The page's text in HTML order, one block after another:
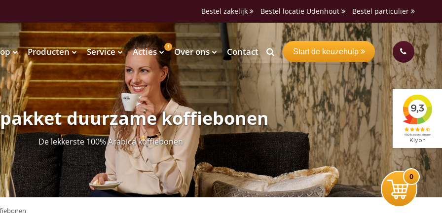
Bestel zakelijk Bestel locatie Udenhout Bestel particulier
1
Waterkoelers
Waterkoelers
Vendingmachines
Vendingmachines
Producten Service Acties Over ons Contact Start de keuzehulp
duurzame koffiebonen
De lekkerste 100% Arabica koffiebonen
0